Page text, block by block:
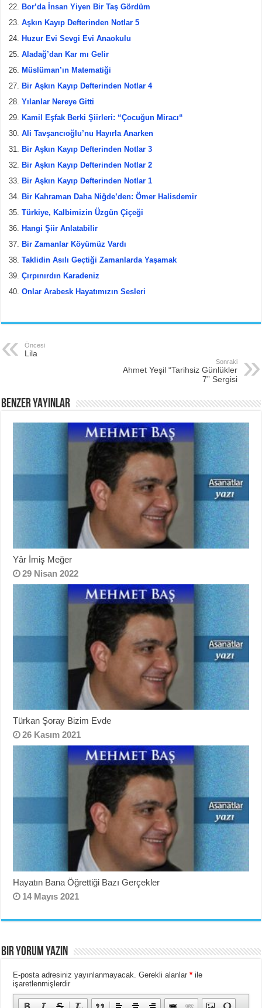
Bor’da İnsan Yiyen Bir Taş Gördüm
Aşkın Kayıp Defterinden Notlar 5
Huzur Evi Sevgi Evi Anaokulu
Aladağ’dan Kar mı Gelir
Müslüman’ın Matematiği
Bir Aşkın Kayıp Defterinden Notlar 4
Yılanlar Nereye Gitti
Kamil Eşfak Berki Şiirleri: “Çocuğun Miracı“
Ali Tavşancıoğlu’nu Hayırla Anarken
Bir Aşkın Kayıp Defterinden Notlar 3
Bir Aşkın Kayıp Defterinden Notlar 2
Bir Aşkın Kayıp Defterinden Notlar 1
Bir Kahraman Daha Niğde’den: Ömer Halisdemir
Türkiye, Kalbimizin Üzgün Çiçeği
Hangi Şiir Anlatabilir
Bir Zamanlar Köyümüz Vardı
Taklidin Asılı Geçtiği Zamanlarda Yaşamak
Çırpınırdın Karadeniz
Onlar Arabesk Hayatımızın Sesleri
Öncesi
Lila
Sonraki
Ahmet Yeşil “Tarihsiz Günlükler
7” Sergisi
BENZER YAYINLAR
Yâr İmiş Meğer
29 Nisan 2022
Türkan Şoray Bizim Evde
26 Kasım 2021
Hayatın Bana Öğrettiği Bazı Gerçekler
14 Mayıs 2021
BIR YORUM YAZIN
E-posta adresiniz yayınlanmayacak. Gerekli alanlar* ile
işaretlenmişlerdir